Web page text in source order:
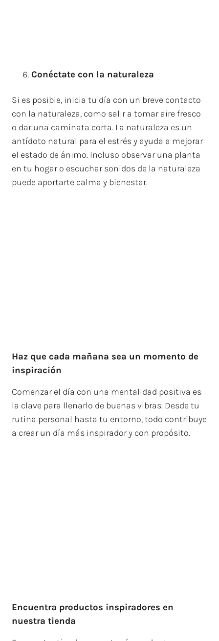
Conéctate con la naturaleza
Si es posible, inicia tu día con un breve contacto
con la naturaleza, como salir a tomar aire fresco
o dar una caminata corta. La naturaleza es un
antídoto natural para el estrés y ayuda a mejorar
el estado de ánimo. Incluso observar una planta
en tu hogar o escuchar sonidos de la naturaleza
puede aportarte calma y bienestar.
Haz que cada mañana sea un momento de
inspiración
Comenzar el día con una mentalidad positiva es
la clave para llenarlo de buenas vibras. Desde tu
rutina personal hasta tu entorno, todo contribuye
a crear un día más inspirador y con propósito.
Encuentra productos inspiradores en
nuestra tienda